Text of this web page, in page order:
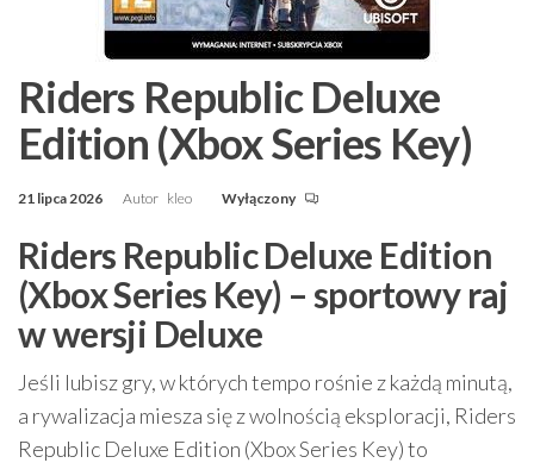
Riders Republic Deluxe
Edition (Xbox Series Key)
21 lipca 2026 Autor kleo Wyłączony
Riders Republic Deluxe Edition
(Xbox Series Key) – sportowy raj
w wersji Deluxe
Jeśli lubisz gry, w których tempo rośnie z każdą minutą,
a rywalizacja miesza się z wolnością eksploracji, Riders
Republic Deluxe Edition (Xbox Series Key) to